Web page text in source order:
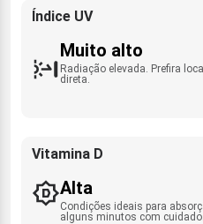
Índice UV
Muito alto
Radiação elevada. Prefira
direta.
Vitamina D
Alta
Condições ideais para
alguns minutos com cuidado.